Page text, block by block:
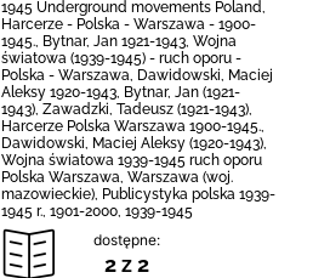
1945 Underground movements Poland,
Harcerze - Polska - Warszawa - 1900-
1945., Bytnar, Jan 1921-1943, Wojna
światowa (1939-1945) - ruch oporu -
Polska - Warszawa, Dawidowski, Maciej
Aleksy 1920-1943, Bytnar, Jan (1921-
1943), Zawadzki, Tadeusz (1921-1943),
Harcerze Polska Warszawa 1900-1945.,
Dawidowski, Maciej Aleksy (1920-1943),
Wojna światowa 1939-1945 ruch oporu
Polska Warszawa, Warszawa (woj.
mazowieckie), Publicystyka polska 1939-
1945 r., 1901-2000, 1939-1945
dostępne:
2 z 2